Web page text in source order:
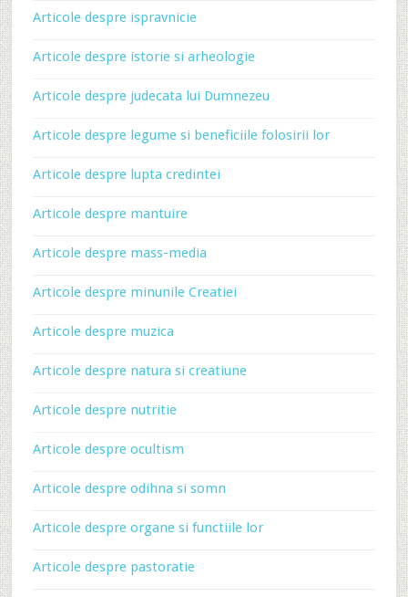
Articole despre ispravnicie
Articole despre istorie si arheologie
Articole despre judecata lui Dumnezeu
Articole despre legume si beneficiile folosirii lor
Articole despre lupta credintei
Articole despre mantuire
Articole despre mass-media
Articole despre minunile Creatiei
Articole despre muzica
Articole despre natura si creatiune
Articole despre nutritie
Articole despre ocultism
Articole despre odihna si somn
Articole despre organe si functiile lor
Articole despre pastoratie